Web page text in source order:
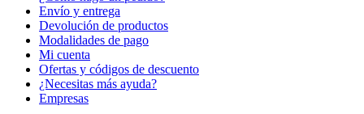
Envío y entrega
Devolución de productos
Modalidades de pago
Mi cuenta
Ofertas y códigos de descuento
¿Necesitas más ayuda?
Empresas